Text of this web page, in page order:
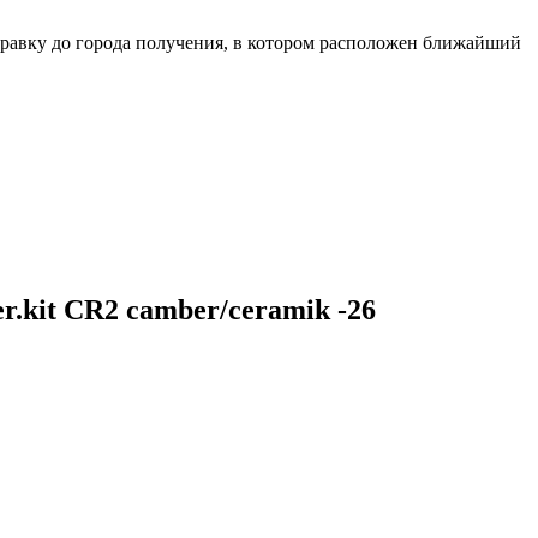
до города получения, в котором расположен ближайший
CR2 camber/ceramik -26